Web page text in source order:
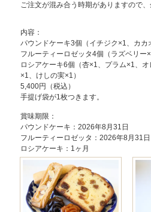
ご注文が混み合う時期がありますので
内容：
パウンドケーキ3個（イチジク×1、カカ
フルーティーロゼッタ4個（ラズベリー
ロシアケーキ6個（杏×1、プラム×1、
×1、けしの実×1）
5,400円（税込）
手提げ袋が1枚つきます。
賞味期限：
パウンドケーキ：2026年8月31日
フルーティーロゼッタ：2026年8月31日
ロシアケーキ：1ヶ月